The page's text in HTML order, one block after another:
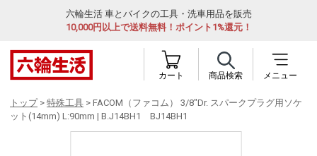
六輪生活 車とバイクの工具・洗車用品を販売
10,000円以上で送料無料！ポイント1%還元！
カート 商品検索 メニュー
トップ> 特殊工具 > FACOM（ファコム） 3/8"Dr. スパークプラグ用ソケ
ット(14mm) L:90mm | B.J14BH1 BJ14BH1